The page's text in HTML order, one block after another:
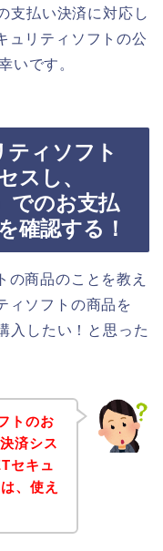
支払い決済に対応し
ュリティソフトの公
いです。
ティソフト
スし、
でのお支払
確認する！
商品のことを教え
ィソフトの商品を
入したい！と思った
トのお
済シス
セキュ
、使え